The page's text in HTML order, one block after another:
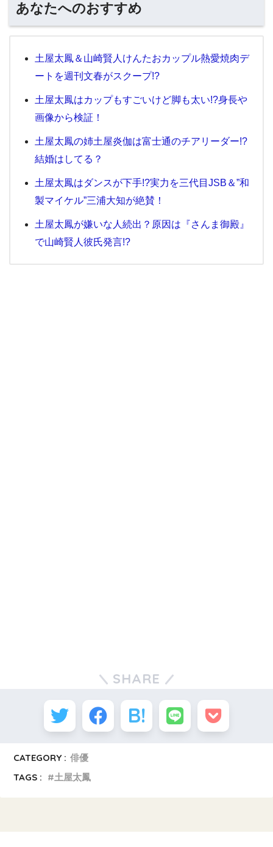
あなたへのおすすめ
土屋太鳳＆山崎賢人けんたおカップル熱愛焼肉デ
ートを週刊文春がスクープ!?
土屋太鳳はカップもすごいけど脚も太い!?身長や
画像から検証！
土屋太鳳の姉土屋炎伽は富士通のチアリーダー!?
結婚はしてる？
土屋太鳳はダンスが下手!?実力を三代目JSB＆”和
製マイケル”三浦大知が絶賛！
土屋太鳳が嫌いな人続出？原因は『さんま御殿』
で山崎賢人彼氏発言!?
SHARE
CATEGORY : 俳優
TAGS :
土屋太鳳